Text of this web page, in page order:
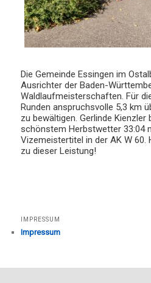
Die Gemeinde Essingen im
Ausrichter der Baden-
Waldlaufmeisterschaften. Für
Runden anspruchsvolle 5,3 km
zu bewältigen. Gerlinde
schönstem Herbstwetter 33:04
Vizemeistertitel in der AK W 60.
zu dieser Leistung!
IMPRESSUM
Impressum